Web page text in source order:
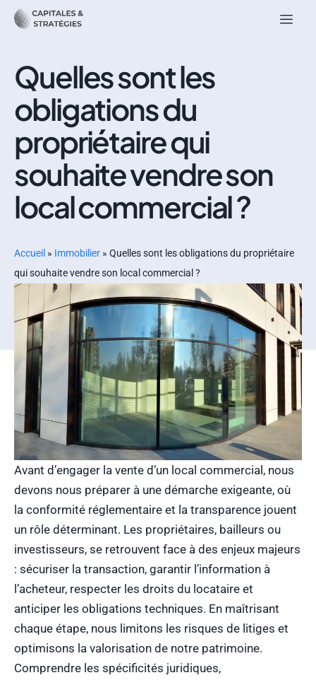
Quelles sont les
obligations du
propriétaire qui
souhaite vendre son
local commercial ?
Accueil » Immobilier » Quelles sont les obligations du propriétaire
qui souhaite vendre son local commercial ?
Avant d’engager la vente d’un local commercial, nous
devons nous préparer à une démarche exigeante, où
la conformité réglementaire et la transparence jouent
un rôle déterminant. Les propriétaires, bailleurs ou
investisseurs, se retrouvent face à des enjeux majeurs
: sécuriser la transaction, garantir l’information à
l’acheteur, respecter les droits du locataire et
anticiper les obligations techniques. En maîtrisant
chaque étape, nous limitons les risques de litiges et
optimisons la valorisation de notre patrimoine.
Comprendre les spécificités juridiques,